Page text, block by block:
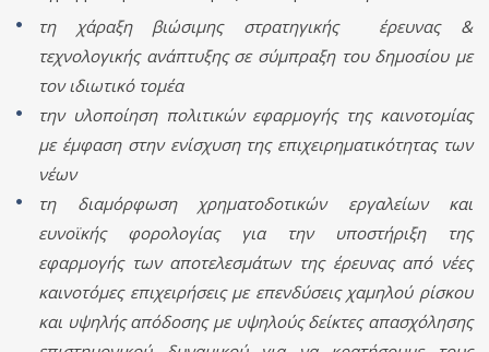
τη χάραξη βιώσιμης στρατηγικής έρευνας &
τεχνολογικής ανάπτυξης σε σύμπραξη του δημοσίου με
τον ιδιωτικό τομέα
την υλοποίηση πολιτικών εφαρμογής της καινοτομίας
με έμφαση στην ενίσχυση της επιχειρηματικότητας των
νέων
τη διαμόρφωση χρηματοδοτικών εργαλείων και
ευνοϊκής φορολογίας για την υποστήριξη της
εφαρμογής των αποτελεσμάτων της έρευνας από νέες
καινοτόμες επιχειρήσεις με επενδύσεις χαμηλού ρίσκου
και υψηλής απόδοσης με υψηλούς δείκτες απασχόλησης